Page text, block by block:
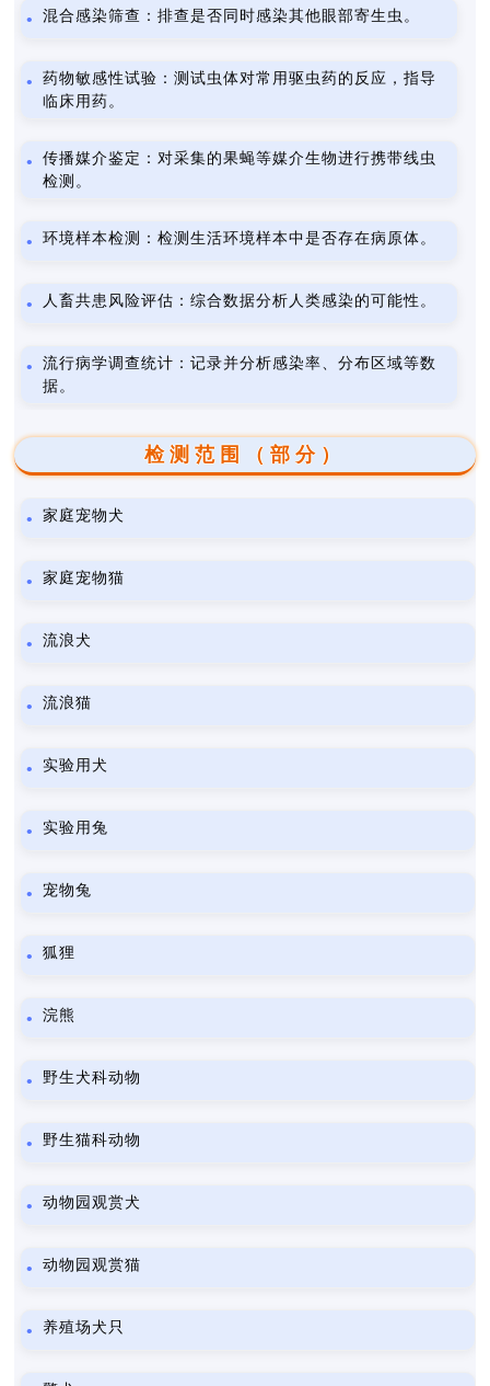
混合感染筛查：排查是否同时感染其他眼部寄生虫。
药物敏感性试验：测试虫体对常用驱虫药的反应，指导
临床用药。
传播媒介鉴定：对采集的果蝇等媒介生物进行携带线虫
检测。
环境样本检测：检测生活环境样本中是否存在病原体。
人畜共患风险评估：综合数据分析人类感染的可能性。
流行病学调查统计：记录并分析感染率、分布区域等数
据。
检测范围（部分）
家庭宠物犬
家庭宠物猫
流浪犬
流浪猫
实验用犬
实验用兔
宠物兔
狐狸
浣熊
野生犬科动物
野生猫科动物
动物园观赏犬
动物园观赏猫
养殖场犬只